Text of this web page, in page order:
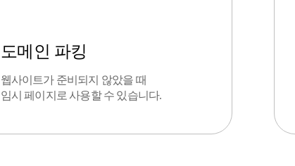
도메인 파킹
웹사이트가 준비되지 않았을 때
임시 페이지로 사용할 수 있습니다.